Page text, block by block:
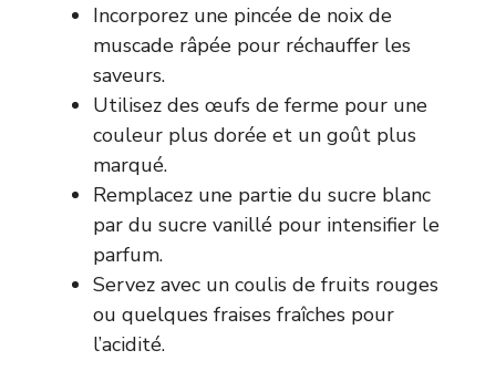
Incorporez une pincée de noix de
muscade râpée pour réchauffer les
saveurs.
Utilisez des œufs de ferme pour une
couleur plus dorée et un goût plus
marqué.
Remplacez une partie du sucre blanc
par du sucre vanillé pour intensifier le
parfum.
Servez avec un coulis de fruits rouges
ou quelques fraises fraîches pour
l’acidité.